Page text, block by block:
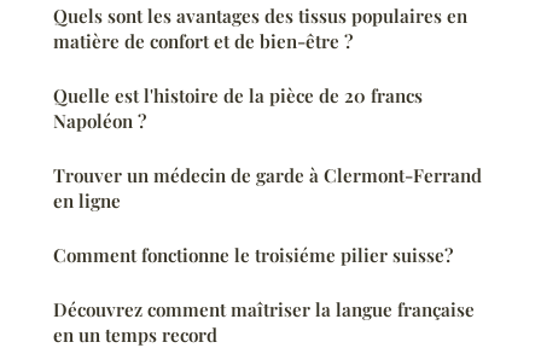
Quels sont les avantages des tissus populaires en
matière de confort et de bien-être ?
Quelle est l'histoire de la pièce de 20 francs
Napoléon ?
Trouver un médecin de garde à Clermont-Ferrand
en ligne
Comment fonctionne le troisiéme pilier suisse?
Découvrez comment maîtriser la langue française
en un temps record